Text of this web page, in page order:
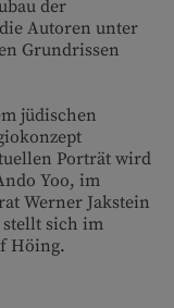
der
Autoren unter
Grundrissen
jüdischen
Porträt wird
Yoo, im
Werner Jakstein
stellt sich im
Höing.